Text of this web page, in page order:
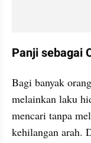
Panji sebagai
Bagi banyak
melainkan laku
mencari tanpa
kehilangan arah.